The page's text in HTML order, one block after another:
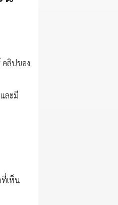
คลิปของ
ละมี
เห็น